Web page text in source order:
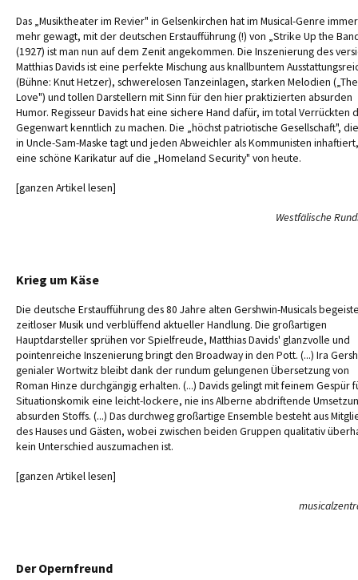
Das „Musiktheater im Revier" in Gelsenkirchen hat im Musical-Genre immer
mehr gewagt, mit der deutschen Erstaufführung (!) von „Strike Up the
(1927) ist man nun auf dem Zenit angekommen. Die Inszenierung des
Matthias Davids ist eine perfekte Mischung aus knallbuntem
(Bühne: Knut Hetzer), schwerelosen Tanzeinlagen, starken Melodien
Love") und tollen Darstellern mit Sinn für den hier praktizierten absurden
Humor. Regisseur Davids hat eine sichere Hand dafür, im total Verrückten
Gegenwart kenntlich zu machen. Die „höchst patriotische Gesellschaft",
in Uncle-Sam-Maske tagt und jeden Abweichler als Kommunisten
eine schöne Karikatur auf die „Homeland Security" von heute.
[ganzen Artikel lesen]
Westfälische
Krieg um Käse
Die deutsche Erstaufführung des 80 Jahre alten Gershwin-Musicals
zeitloser Musik und verblüffend aktueller Handlung. Die großartigen
Hauptdarsteller sprühen vor Spielfreude, Matthias Davids' glanzvolle und
pointenreiche Inszenierung bringt den Broadway in den Pott. (...) Ira
genialer Wortwitz bleibt dank der rundum gelungenen Übersetzung von
Roman Hinze durchgängig erhalten. (...) Davids gelingt mit feinem Gespür
Situationskomik eine leicht-lockere, nie ins Alberne abdriftende
absurden Stoffs. (...) Das durchweg großartige Ensemble besteht aus
des Hauses und Gästen, wobei zwischen beiden Gruppen qualitativ
kein Unterschied auszumachen ist.
[ganzen Artikel lesen]
Der Opernfreund